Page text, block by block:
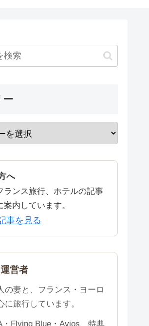
ー
へ
ランス旅行、ホテルの記事
案内しています。
事を見る
営者
の妻と、フランス・ヨーロ
に旅行しています。
・Flying Blue・Avios、特典